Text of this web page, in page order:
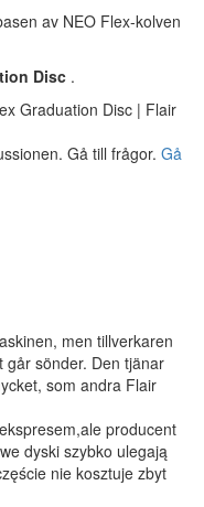
av NEO Flex-kolven
Disc .
Graduation Disc | Flair
Gå till frågor. Gå
men tillverkaren
går sönder. Den tjänar
som andra Flair
producent
dyski szybko ulegają
nie kosztuje zbyt